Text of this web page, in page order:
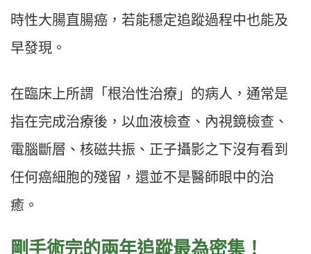
時性大腸直腸癌，若能穩定追蹤過程中也能及
早發現。
在臨床上所謂「根治性治療」的病人，通常是
指在完成治療後，以血液檢查、內視鏡檢查、
電腦斷層、核磁共振、正子攝影之下沒有看到
任何癌細胞的殘留，還並不是醫師眼中的治
癒。
剛手術完的兩年追蹤最為密集！